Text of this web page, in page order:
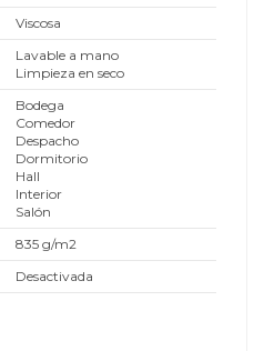
Viscosa
Lavable a mano
Limpieza en seco
Bodega
Comedor
Despacho
Dormitorio
Hall
Interior
Salón
835 g/m2
Desactivada